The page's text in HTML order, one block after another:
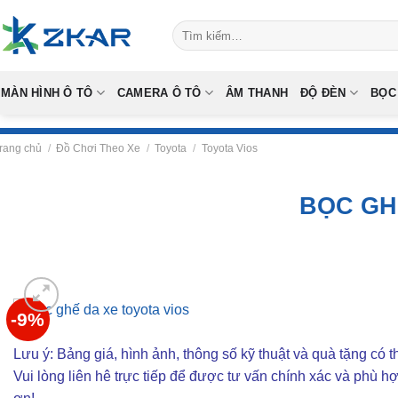
to
content
Tìm
kiếm:
MÀN HÌNH Ô TÔ CAMERA Ô TÔ ÂM THANH ĐỘ ĐÈN
chủ / Đồ Chơi Theo Xe / Toyota / Toyota Vios
BỌC
-9%
Lưu ý: Bảng giá, hình ảnh, thông số kỹ thuật và quà tặng có
Vui lòng liên hê trực tiếp để được tư vấn chính xác và phù